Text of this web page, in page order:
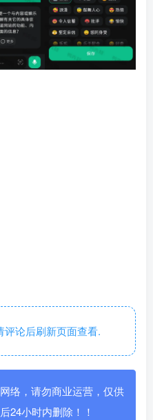
论后刷新页面查看.
络，请勿商业运营，仅供
24小时内删除！！